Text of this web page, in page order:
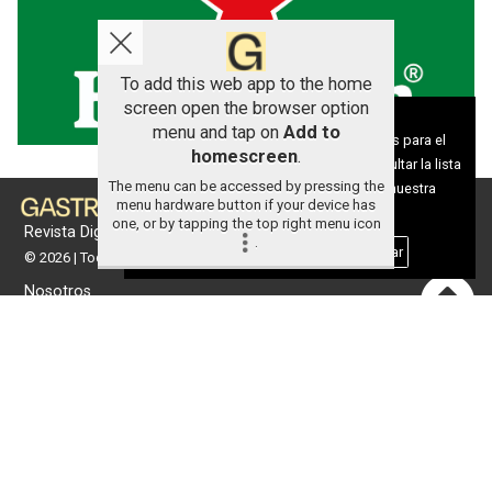
Revista Digital de gastronomía
© 2026 | Todos los derechos reservados
Nosotros
To add this web app to the home
screen open the browser option
menu and tap on Add to
homescreen.
The menu can be accessed by pressing the
menu hardware button if your device has
one, or by tapping the top right menu icon
.
Aviso sobre el Uso de cookies:
Utilizamos cookies nuestras y de terceros para el
funcionamiento del digital. Puedes consultar la lista
de cookies y como desconectarlas. Ver nuestra
Política de Privacidad y Cookies
Aceptar Cookies Personalizar